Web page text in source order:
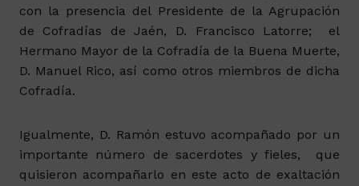
con la presencia del Presidente de la Agrupación
de Cofradías de Jaén, D. Francisco Latorre; el
Hermano Mayor de la Cofradía de la Buena Muerte,
D. Manuel Rico, así como otros miembros de dicha
Cofradía.
Igualmente, D. Ramón estuvo acompañado por un
importante número de sacerdotes y fieles, que
quisieron acompañarlo en este acto de exaltación